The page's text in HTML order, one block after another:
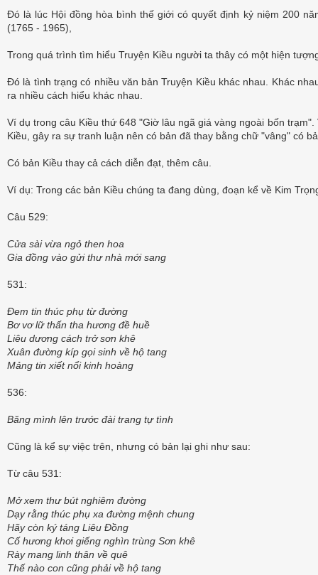
Đó là lúc Hội đồng hòa bình thế giới có quyết định kỷ niệm 200
(1765 - 1965),
Trong quá trình tìm hiểu Truyện Kiều người ta thây có một hiện
Đó là tình trạng có nhiều văn bản Truyện Kiều khác nhau. Khác
ra nhiều cách hiểu khác nhau.
Ví dụ trong câu Kiều thứ 648 "Giờ lâu ngã giá vàng ngoài bốn
Kiều, gây ra sự tranh luận nên có bản đã thay bằng chữ "vâng" có
Có bản Kiều thay cả cách diễn đạt, thêm câu.
Ví dụ: Trong các bản Kiều chúng ta đang dùng, đoạn kể về Kim
Câu 529:
Cửa sài vừa ngỏ then hoa
Gia đồng vào gửi thư nhà mới sang
531:
Đem tin thúc phụ từ đường
Bơ vơ lữ thấn tha hương đề huề
Liêu dương cách trở sơn khê
Xuân đường kíp gọi sinh về hộ tang
Mảng tin xiết nổi kinh hoàng
536:
Băng mình lên trước đài trang tự tình
Cũng là kể sự việc trên, nhưng có bản lại ghi như sau:
Từ câu 531:
Mở xem thư bút nghiêm đường
Dạy rằng thúc phụ xa đường mệnh chung
Hãy còn ký táng Liêu Đồng
Cố hương khơi giếng nghìn trùng Sơn khê
Rày mang linh thân về quê
Thế nào con cũng phải về hộ tang